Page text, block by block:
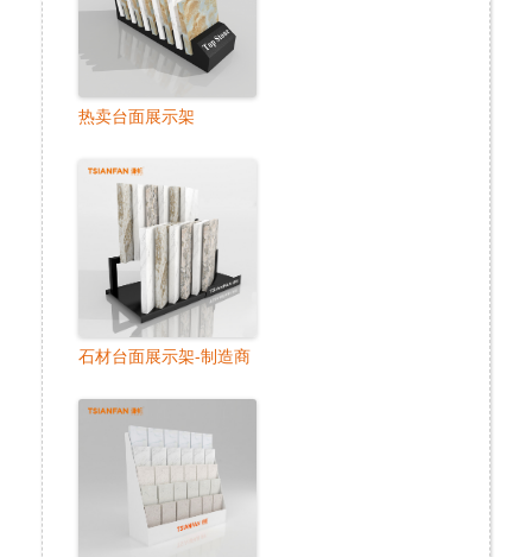
热卖台面展示架
石材台面展示架-制造商